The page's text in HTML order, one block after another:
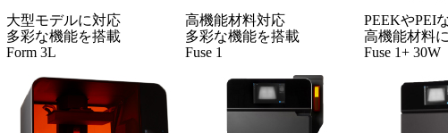
大型モデルに対応
多彩な機能を搭載
高機能材料対応
多彩な機能を搭載
PEEKやPEI
高機能材料
Form 3L Fuse 1 Fuse 1+ 30W